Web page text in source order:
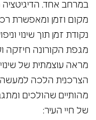
במרחב אחד.
מקום וזמן ומאפשרת
נקודת זמן תוך שינוי
מגפת הקורונה חיזקה
מראה עוצמתית של
הצרכנית הלכה למעשה.
מהותיים שהולכים
של חיי העיר: